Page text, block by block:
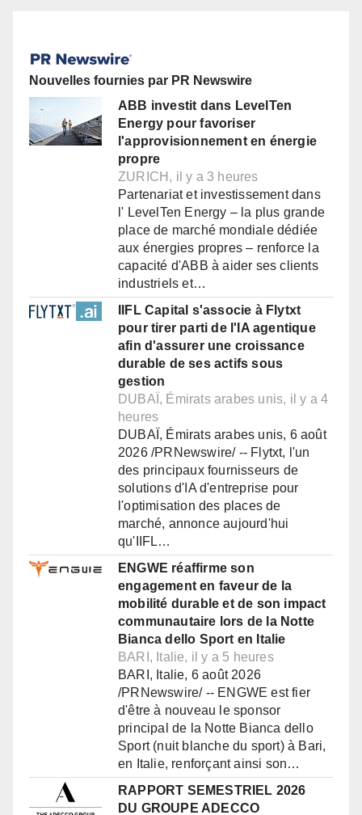
Nouvelles fournies par PR Newswire
ABB investit dans LevelTen
Energy pour favoriser
l'approvisionnement en énergie
propre
ZURICH, il y a 3 heures
Partenariat et investissement dans
l' LevelTen Energy – la plus grande
place de marché mondiale dédiée
aux énergies propres – renforce la
capacité d'ABB à aider ses clients
industriels et…
IIFL Capital s'associe à Flytxt
pour tirer parti de l'IA agentique
afin d'assurer une croissance
durable de ses actifs sous
gestion
DUBAÏ, Émirats arabes unis, il y a 4
heures
DUBAÏ, Émirats arabes unis, 6 août
2026 /PRNewswire/ -- Flytxt, l'un
des principaux fournisseurs de
solutions d'IA d'entreprise pour
l'optimisation des places de
marché, annonce aujourd'hui
qu'IIFL…
ENGWE réaffirme son
engagement en faveur de la
mobilité durable et de son impact
communautaire lors de la Notte
Bianca dello Sport en Italie
BARI, Italie, il y a 5 heures
BARI, Italie, 6 août 2026
/PRNewswire/ -- ENGWE est fier
d'être à nouveau le sponsor
principal de la Notte Bianca dello
Sport (nuit blanche du sport) à Bari,
en Italie, renforçant ainsi son…
RAPPORT SEMESTRIEL 2026
DU GROUPE ADECCO